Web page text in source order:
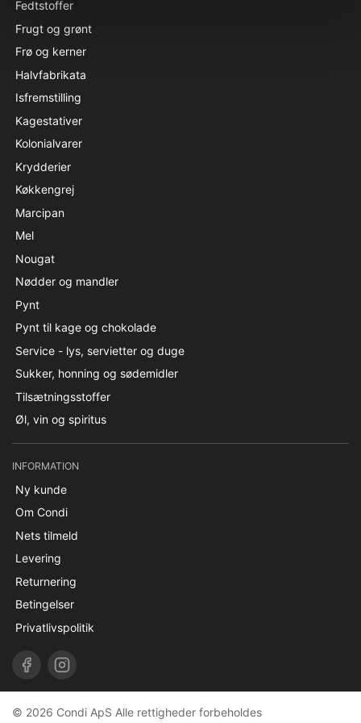
Fedtstoffer
Frugt og grønt
Frø og kerner
Halvfabrikata
Isfremstilling
Kagestativer
Kolonialvarer
Krydderier
Køkkengrej
Marcipan
Mel
Nougat
Nødder og mandler
Pynt
Pynt til kage og chokolade
Service - lys, servietter og duge
Sukker, honning og sødemidler
Tilsætningsstoffer
Øl, vin og spiritus
INFORMATION
Ny kunde
Om Condi
Nets tilmeld
Levering
Returnering
Betingelser
Privatlivspolitik
© 2026 Condi ApS Alle rettigheder forbeholdes